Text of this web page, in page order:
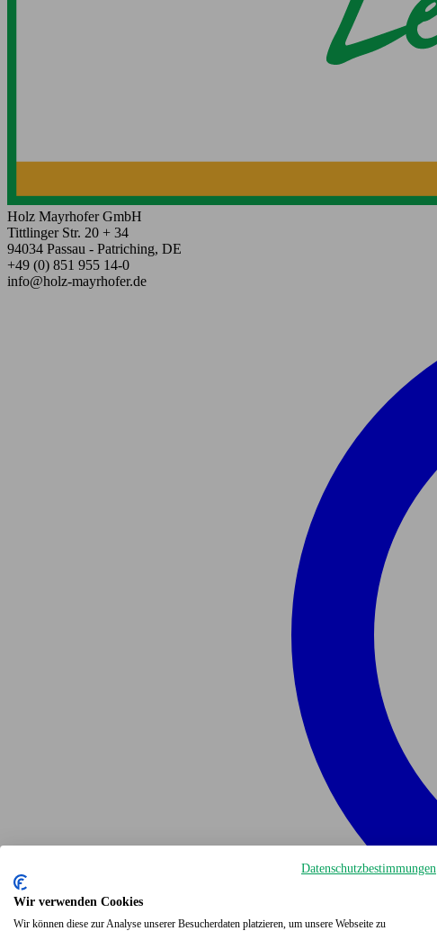
Holz Mayrhofer GmbH
Tittlinger Str. 20 + 34
94034 Passau - Patriching, DE
+49 (0) 851 955 14-0
info@holz-mayrhofer.de
Datenschutzbestimmungen
Wir verwenden Cookies
Wir können diese zur Analyse unserer Besucherdaten platzieren, um unsere Webseite zu